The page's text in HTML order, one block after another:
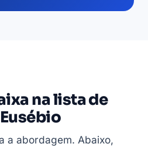
na lista de
a abordagem. Abaixo,